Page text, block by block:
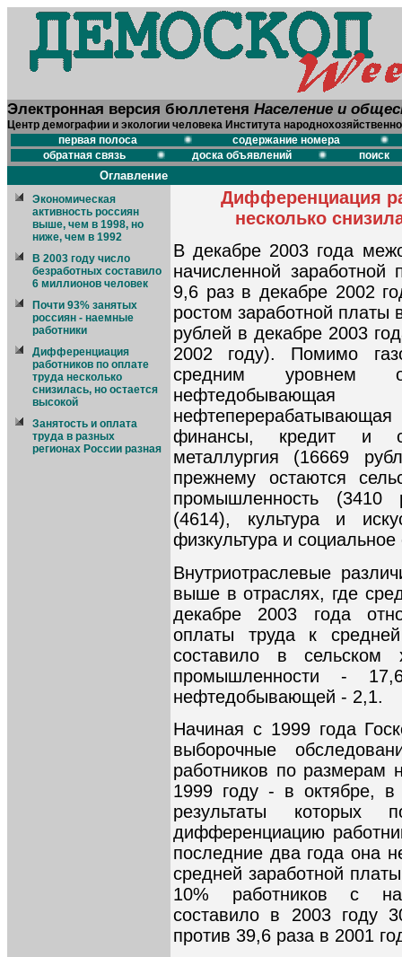
Электронная версия бюллетеня Население и
Центр демографии и экологии человека Института
первая полоса
содержание номера
обратная связь
доска объявлений поиск
Оглавление
Экономическая
активность россиян
выше, чем в 1998, но
ниже, чем в 1992
В 2003 году число
безработных составило
6 миллионов человек
Почти 93% занятых
россиян - наемные
работники
Дифференциация
работников по оплате
труда несколько
снизилась, но остается
высокой
Занятость и оплата
труда в разных
регионах России разная
Дифференциация
несколько
В декабре 2003 года
начисленной заработной
9,6 раз в декабре 2002
ростом заработной платы
рублей в декабре 2003
2002 году). Помимо
средним уровнем
финансы, кредит и
металлургия (16669
прежнему остаются
промышленность (3410
(4614), культура и
физкультура и
Внутриотраслевые
выше в отраслях, где
декабре 2003 года
оплаты труда к
составило в сельском
промышленности -
нефтедобывающей - 2,1.
Начиная с 1999 года
выборочные
работников по размерам
1999 году - в октябре,
результаты которых
дифференциацию
последние два года она
средней заработной
10% работников с
составило в 2003 году
против 39,6 раза в 2001